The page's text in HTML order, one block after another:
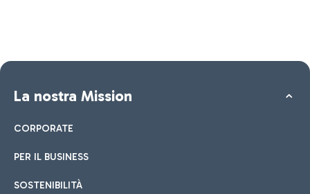
La nostra Mission
CORPORATE
PER IL BUSINESS
SOSTENIBILITÀ